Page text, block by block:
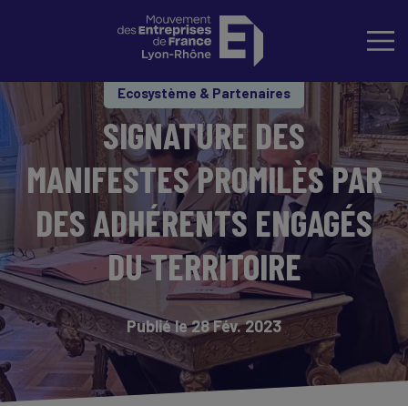
Ecosystème & Partenaires
SIGNATURE DES
MANIFESTES PROMILÈS PAR
DES ADHÉRENTS ENGAGÉS
DU TERRITOIRE
Publié le 28 Fév. 2023